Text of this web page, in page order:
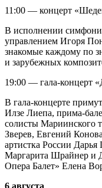
11:00 — концерт
В исполнении
управлением Игоря
знакомые каждому по
и зарубежных
19:00 — гала-концерт
В гала-концерте
Илзе Лиепа, прима-
солисты Мариинского
Зверев, Евгений
артистка России
Маргарита Шрайнер и
Опера Балет» Елена
6 августа